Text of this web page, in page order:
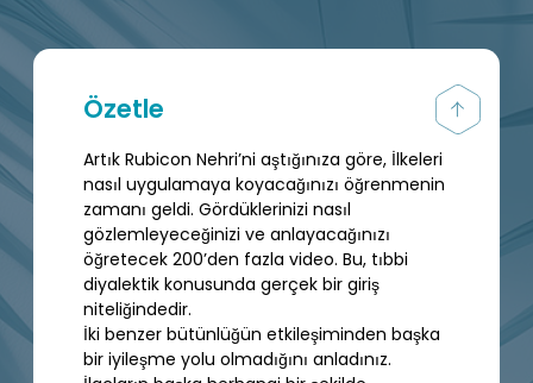
Özetle
Artık Rubicon Nehri’ni aştığınıza göre, İlkeleri
nasıl uygulamaya koyacağınızı öğrenmenin
zamanı geldi. Gördüklerinizi nasıl
gözlemleyeceğinizi ve anlayacağınızı
öğretecek 200’den fazla video. Bu, tıbbi
diyalektik konusunda gerçek bir giriş
niteliğindedir.
İki benzer bütünlüğün etkileşiminden başka
bir iyileşme yolu olmadığını anladınız.